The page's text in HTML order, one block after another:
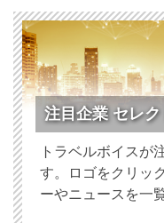
注目企業 セレク
トラベルボイスが
す。ロゴをクリッ
ーやニュースを一